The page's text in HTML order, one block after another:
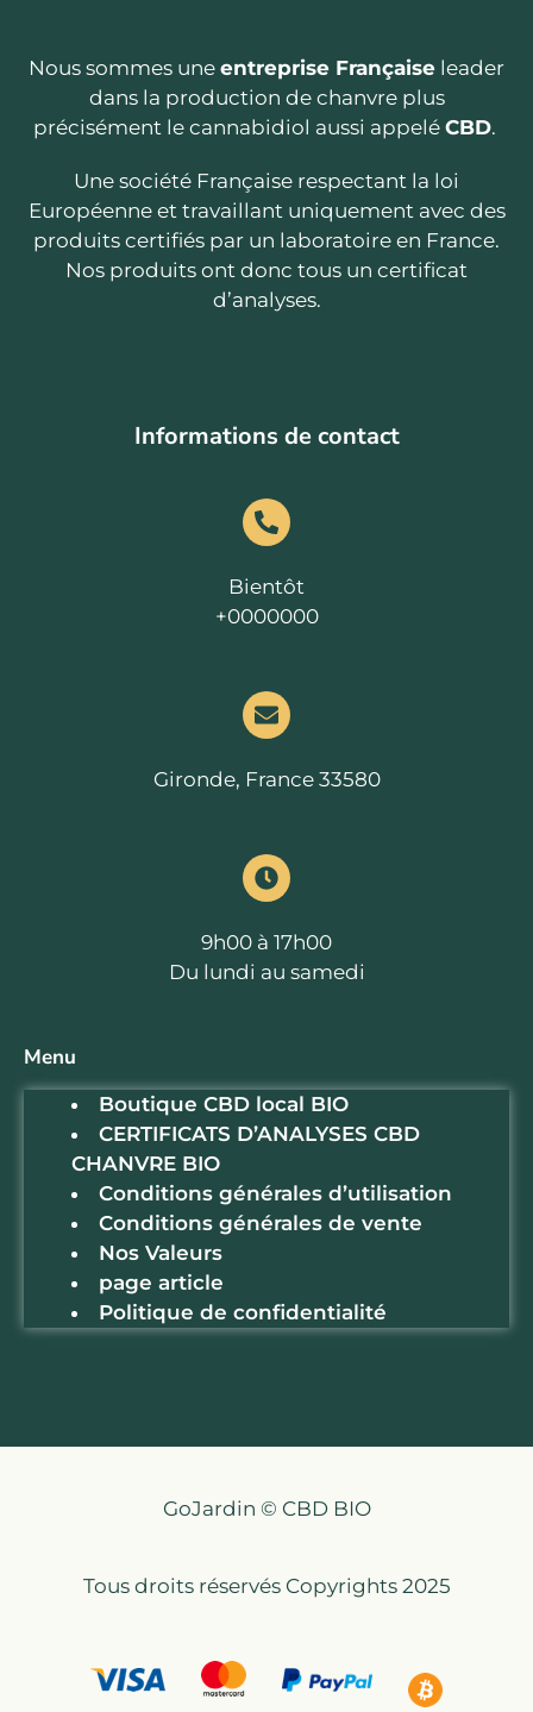
Nous sommes une entreprise Française leader
dans la production de chanvre plus
précisément le cannabidiol aussi appelé CBD.
Une société Française respectant la loi
Européenne et travaillant uniquement avec des
produits certifiés par un laboratoire en France.
Nos produits ont donc tous un certificat
d’analyses.
Informations de contact
Bientôt
+0000000
Gironde, France 33580
9h00 à 17h00
Du lundi au samedi
Menu
Boutique CBD local BIO
CERTIFICATS D’ANALYSES CBD
CHANVRE BIO
Conditions générales d’utilisation
Conditions générales de vente
Nos Valeurs
page article
Politique de confidentialité
GoJardin © CBD BIO
Tous droits réservés Copyrights 2025